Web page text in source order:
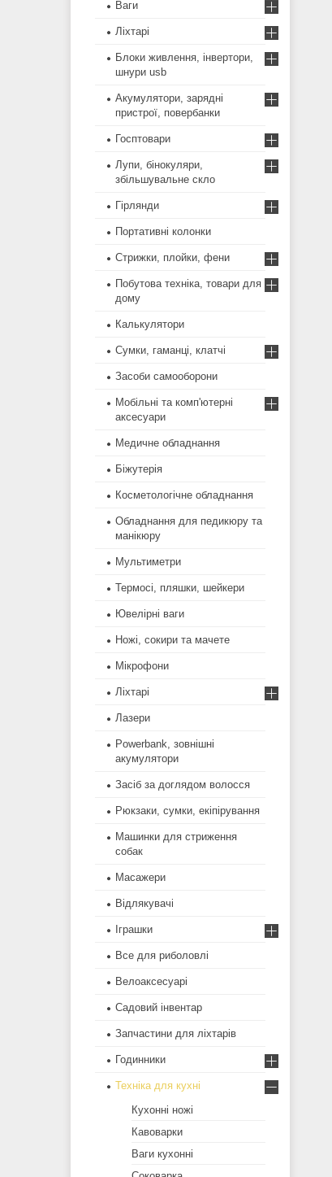
Ваги
Ліхтарі
Блоки живлення, інвертори,
шнури usb
Акумулятори, зарядні
пристрої, повербанки
Госптовари
Лупи, бінокуляри,
збільшувальне скло
Гірлянди
Портативні колонки
Стрижки, плойки, фени
Побутова техніка, товари для
дому
Калькулятори
Сумки, гаманці, клатчі
Засоби самооборони
Мобільні та комп'ютерні
аксесуари
Медичне обладнання
Біжутерія
Косметологічне обладнання
Обладнання для педикюру та
манікюру
Мультиметри
Термосі, пляшки, шейкери
Ювелірні ваги
Ножі, сокири та мачете
Мікрофони
Ліхтарі
Лазери
Powerbank, зовнішні
акумулятори
Засіб за доглядом волосся
Рюкзаки, сумки, екіпірування
Машинки для стриження
собак
Масажери
Відлякувачі
Іграшки
Все для риболовлі
Велоаксесуарі
Садовий інвентар
Запчастини для ліхтарів
Годинники
Техніка для кухні
Кухонні ножі
Кавоварки
Ваги кухонні